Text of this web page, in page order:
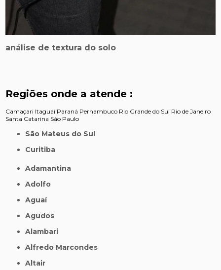
análise de textura do solo
Regiões onde a atende :
Camaçari Itaguaí Paraná Pernambuco Rio Grande do Sul Rio de Janeiro
Santa Catarina São Paulo
São Mateus do Sul
Curitiba
Adamantina
Adolfo
Aguaí
Agudos
Alambari
Alfredo Marcondes
Altair